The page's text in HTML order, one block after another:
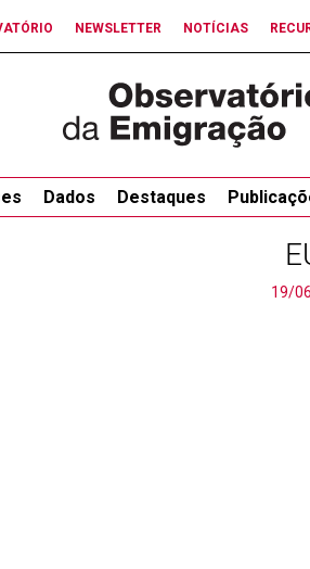
NEWSLETTER NOTÍCIAS
Dados Destaques
19/